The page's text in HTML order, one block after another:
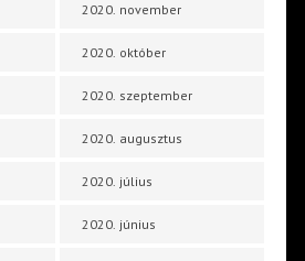
2020. november
2020. október
2020. szeptember
2020. augusztus
2020. július
2020. június